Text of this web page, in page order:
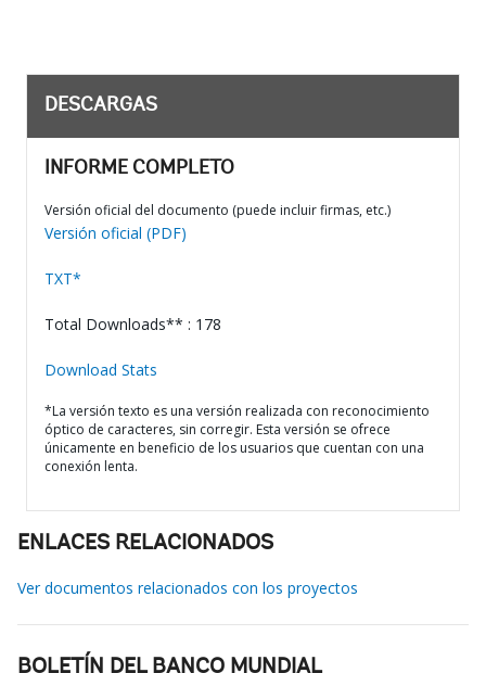
DESCARGAS
INFORME COMPLETO
Versión oficial del documento (puede incluir firmas, etc.)
Versión oficial (PDF)
TXT*
Total Downloads** : 178
Download Stats
*La versión texto es una versión realizada con reconocimiento
óptico de caracteres, sin corregir. Esta versión se ofrece
únicamente en beneficio de los usuarios que cuentan con una
conexión lenta.
ENLACES RELACIONADOS
Ver documentos relacionados con los proyectos
BOLETÍN DEL BANCO MUNDIAL